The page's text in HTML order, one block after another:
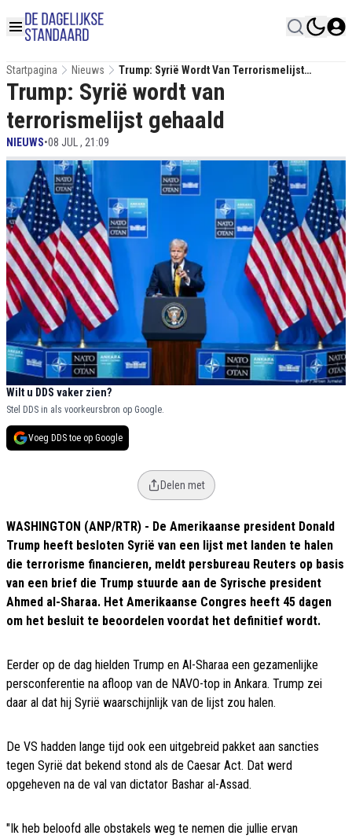
Startpagina Nieuws
Trump: Syrië Wordt Van Terrorismelijst
Gehaald
Trump: Syrië wordt van
terrorismelijst gehaald
NIEUWS•08 JUL , 21:09
Wilt u DDS vaker zien?
Stel DDS in als voorkeursbron op Google.
Voeg DDS toe op Google
Delen met
WASHINGTON (ANP/RTR) - De Amerikaanse president Donald
Trump heeft besloten Syrië van een lijst met landen te halen
die terrorisme financieren, meldt persbureau Reuters op basis
van een brief die Trump stuurde aan de Syrische president
Ahmed al-Sharaa. Het Amerikaanse Congres heeft 45 dagen
om het besluit te beoordelen voordat het definitief wordt.
Eerder op de dag hielden Trump en Al-Sharaa een gezamenlijke
persconferentie na afloop van de NAVO-top in Ankara. Trump zei
daar al dat hij Syrië waarschijnlijk van de lijst zou halen.
De VS hadden lange tijd ook een uitgebreid pakket aan sancties
tegen Syrië dat bekend stond als de Caesar Act. Dat werd
opgeheven na de val van dictator Bashar al-Assad.
"Ik heb beloofd alle obstakels weg te nemen die jullie ervan